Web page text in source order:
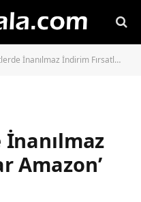
İnanılmaz İndirim Fırsatlar Amazon’ da!
İnanılmaz
Amazon’